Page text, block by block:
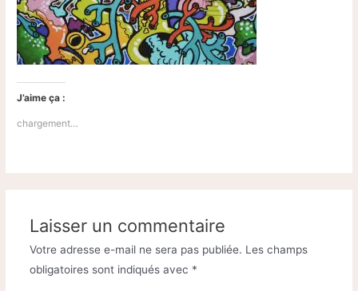
J’aime ça :
chargement…
Laisser un commentaire
Votre adresse e-mail ne sera pas publiée. Les champs
obligatoires sont indiqués avec *